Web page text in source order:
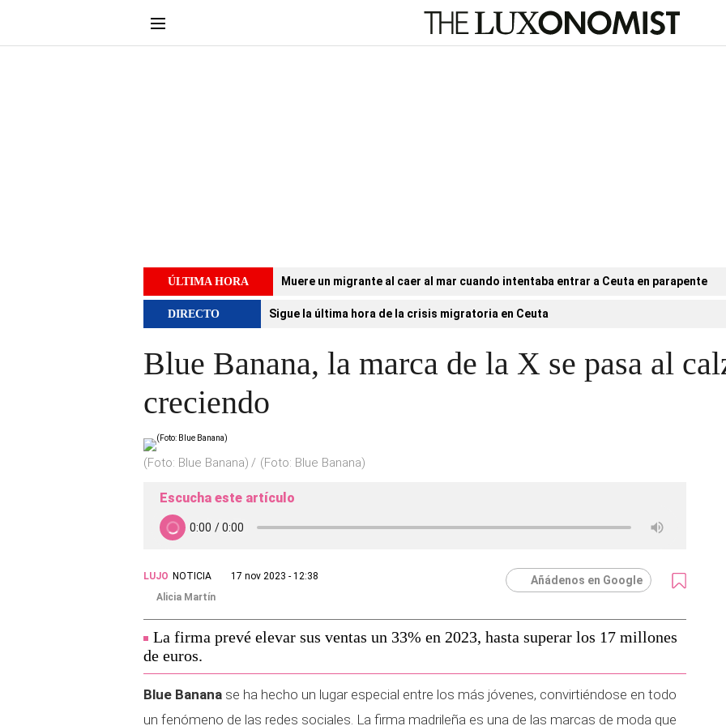
ÚLTIMA HORA Muere un migrante al caer al mar cuando intentaba entrar a Ceuta en parapente
DIRECTO Sigue la última hora de la crisis migratoria en Ceuta
Blue Banana, la marca de la X se pasa al
creciendo
(Foto: Blue Banana) (Foto: Blue Banana)
Escucha este artículo
LUJO NOTICIA
17 nov 2023 - 12:38
Alicia Martín
Añádenos en Google
La firma prevé elevar sus ventas un 33% en 2023, hasta superar los 17 millones
de euros.
Blue Banana se ha hecho un lugar especial entre los más jóvenes, convirtiéndose en todo
un fenómeno de las redes sociales. La firma madrileña es una de las marcas de moda que